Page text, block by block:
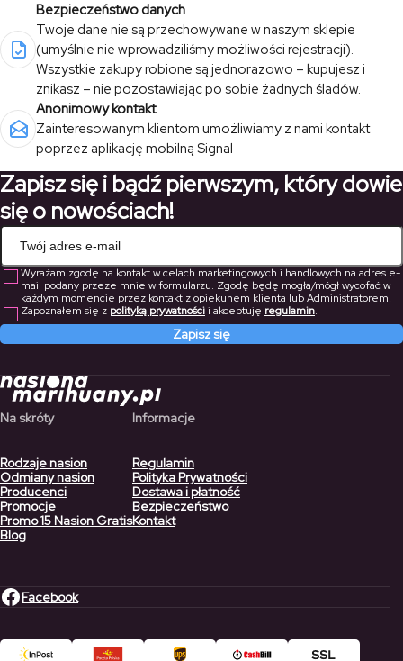
Bezpieczeństwo danych
Twoje dane nie są przechowywane w naszym sklepie
(umyślnie nie wprowadziliśmy możliwości rejestracji).
Wszystkie zakupy robione są jednorazowo – kupujesz i
znikasz – nie pozostawiając po sobie żadnych śladów.
Anonimowy kontakt
Zainteresowanym klientom umożliwiamy z nami kontakt
poprzez aplikację mobilną Signal
Zapisz się i bądź pierwszym, który dowie
się o nowościach!
Wyrażam zgodę na kontakt w celach marketingowych i handlowych na adres e-
mail podany przeze mnie w formularzu. Zgodę będę mogła/mógł wycofać w
każdym momencie przez kontakt z opiekunem klienta lub Administratorem.
Zapoznałem się z polityką prywatnościi akceptuję regulamin.
Zapisz się
Na skróty
Rodzaje nasion
Odmiany nasion
Producenci
Promocje
Promo 15 Nasion Gratis
Blog
Informacje
Regulamin
Polityka Prywatności
Dostawa i płatność
Bezpieczeństwo
Kontakt
Facebook